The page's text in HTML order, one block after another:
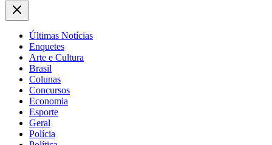
Últimas Notícias
Enquetes
Arte e Cultura
Brasil
Colunas
Concursos
Economia
Esporte
Geral
Polícia